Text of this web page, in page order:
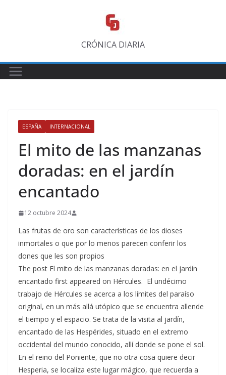
CRÓNICA DIARIA
ESPAÑA INTERNACIONAL
El mito de las manzanas
doradas: en el jardín
encantado
12 octubre 2024
Las frutas de oro son características de los dioses
inmortales o que por lo menos parecen conferir los
dones que les son propios
The post El mito de las manzanas doradas: en el jardín
encantado first appeared on Hércules. El undécimo
trabajo de Hércules se acerca a los límites del paraíso
original, en un más allá utópico que se encuentra allende
el tiempo y el espacio. Se trata de la visita al jardín,
encantado de las Hespérides, situado en el extremo
occidental del mundo conocido, allí donde se pone el sol.
En el reino del Poniente, que no otra cosa quiere decir
Hesperia, se localiza este lugar mágico, que recuerda a